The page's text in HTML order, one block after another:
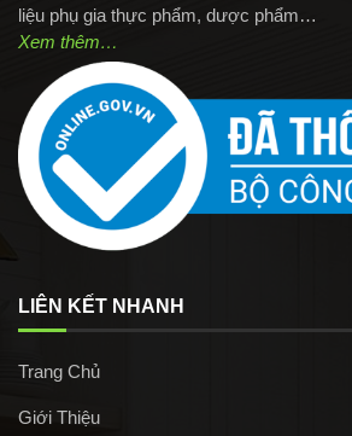
liệu phụ gia thực phẩm, dược phẩm…
Xem thêm…
LIÊN KẾT NHANH
Trang Chủ
Giới Thiệu